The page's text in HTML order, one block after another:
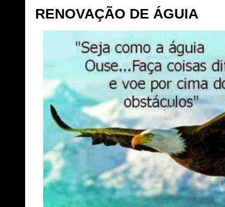
RENOVAÇÃO DE ÁGUIA